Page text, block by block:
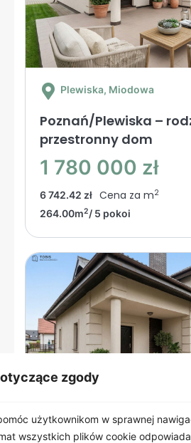
zgody
użytkownikom w sprawnej
wszystkich plików cookie
Plewiska, Miodowa
Poznań/Plewiska –
przestronny dom
1 780 000 zł
6 742.42 zł Cena za m2
264.00m2/ 5 pokoi